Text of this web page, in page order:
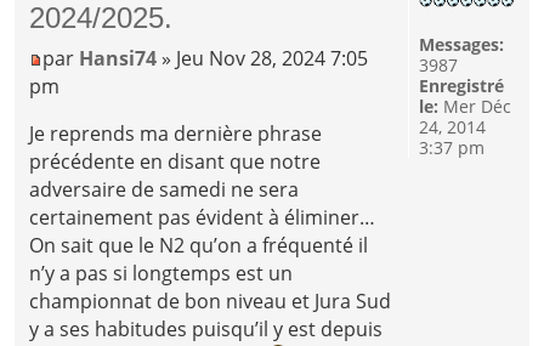
2024/2025.
par Hansi74 » Jeu Nov 28, 2024 7:05
pm
Je reprends ma dernière phrase
précédente en disant que notre
adversaire de samedi ne sera
certainement pas évident à éliminer…
On sait que le N2 qu’on a fréquenté il
n’y a pas si longtemps est un
championnat de bon niveau et Jura Sud
y a ses habitudes puisqu’il y est depuis
Messages:
3987
Enregistré
le: Mer Déc
24, 2014
3:37 pm